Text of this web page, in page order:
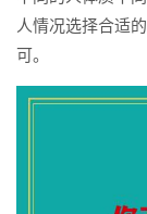
人情况选择合适
可。